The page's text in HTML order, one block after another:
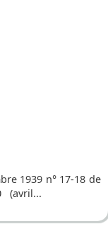
1939 n° 17-18 de
(avril...